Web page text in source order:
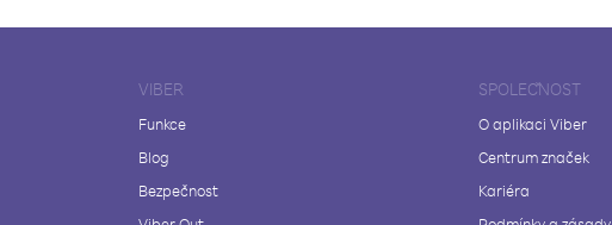
VIBER
Funkce
Blog
Bezpečnost
SPOLEČNOST
O aplikaci Viber
Centrum značek
Kariéra